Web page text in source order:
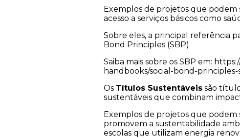
Exemplos de projetos que podem
acesso a serviços básicos como
Sobre eles, a principal referência
Bond Principles (SBP).
Saiba mais sobre os SBP em:
handbooks/social-bond-principles-
Os Títulos Sustentáveis são
sustentáveis que combinam
Exemplos de projetos que podem
promovem a sustentabilidade
escolas que utilizam energia